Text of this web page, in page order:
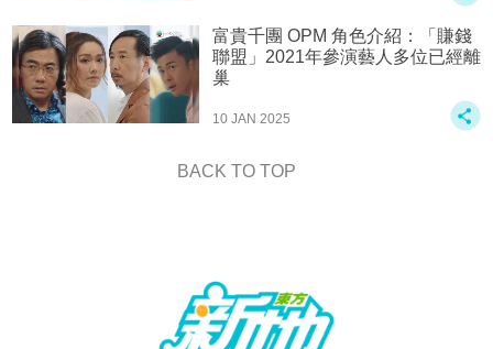
富貴千團 OPM 角色介紹：「賺錢
聯盟」2021年參演藝人多位已經離
巢
10 JAN 2025
BACK TO TOP